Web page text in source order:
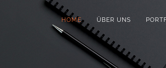
HOME ÜBER UNS